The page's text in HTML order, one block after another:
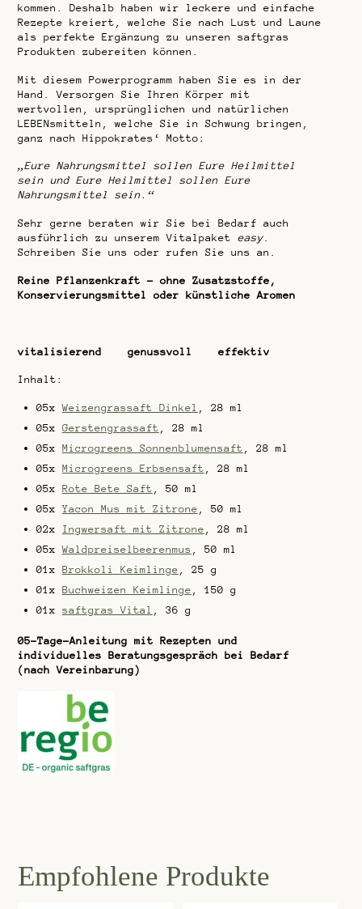
kommen. Deshalb haben wir leckere und einfache
Rezepte kreiert, welche Sie nach Lust und Laune
als perfekte Ergänzung zu unseren saftgras
Produkten zubereiten können.
Mit diesem Powerprogramm haben Sie es in der
Hand. Versorgen Sie Ihren Körper mit
wertvollen, ursprünglichen und natürlichen
LEBENsmitteln, welche Sie in Schwung bringen,
ganz nach Hippokrates‘ Motto:
„Eure Nahrungsmittel sollen Eure Heilmittel
sein und Eure Heilmittel sollen Eure
Nahrungsmittel sein.“
Sehr gerne beraten wir Sie bei Bedarf auch
ausführlich zu unserem Vitalpaketeasy.
Schreiben Sie uns oder rufen Sie uns an.
Reine Pflanzenkraft – ohne Zusatzstoffe,
Konservierungsmittel oder künstliche Aromen
vitalisierend genussvoll effektiv
Inhalt:
05xWeizengrassaft Dinkel , 28 ml
05x Gerstengrassaft , 28 ml
05x Microgreens Sonnenblumensaft , 28 ml
05x Microgreens Erbsensaft , 28 ml
05x Rote Bete Saft , 50 ml
05xYacon Mus mit Zitrone , 50 ml
02x Ingwersaft mit Zitrone , 28 ml
05xWaldpreiselbeerenmus , 50 ml
01x Brokkoli Keimlinge , 25 g
01x Buchweizen Keimlinge , 150 g
01x saftgras Vital , 36 g
05-Tage-Anleitung mit Rezepten und
individuelles Beratungsgespräch bei Bedarf
(nach Vereinbarung)